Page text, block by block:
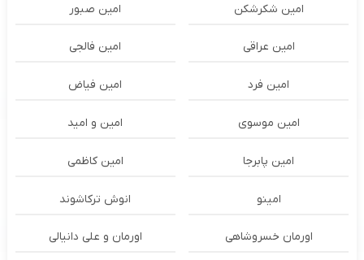
امین شکرشکن امین صبور
امین عراقی امین فالجی
امین فرد امین فیاض
امین موسوی امین و امید
امین پابرجا امین کاظمی
امینو انوش ترکاشوند
اورمان خسروشاهی اورمان و علی دانیالی